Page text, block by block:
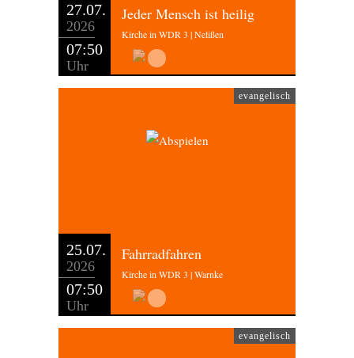
27.07.
2026
07:50
Uhr
Jeder Mensch ist heilig
Kirche in WDR 3 | Nelißen
evangelisch
25.07.
2026
07:50
Uhr
Fahrradfahren
Kirche in WDR 3 | Warnke
evangelisch